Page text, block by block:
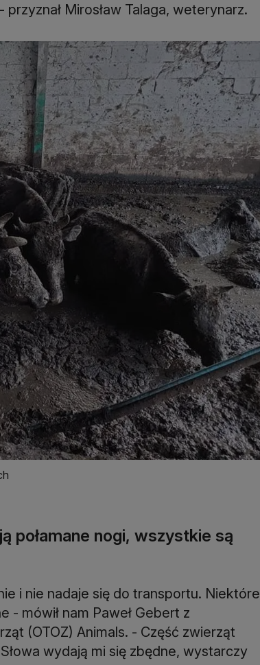
Mirosław Talaga, weterynarz.
połamane nogi, wszystkie są
i nie nadaje się do transportu. Niektóre
- mówił nam Paweł Gebert z
(OTOZ) Animals. - Część zwierząt
wydają mi się zbędne, wystarczy